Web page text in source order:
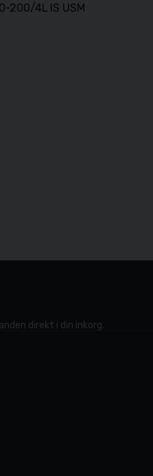
200/4L IS USM
direkt i din inkorg.